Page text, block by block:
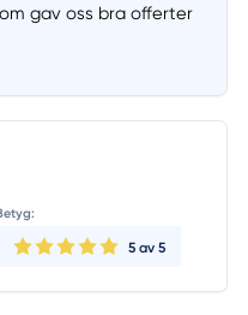
gav oss bra offerter
5 av 5